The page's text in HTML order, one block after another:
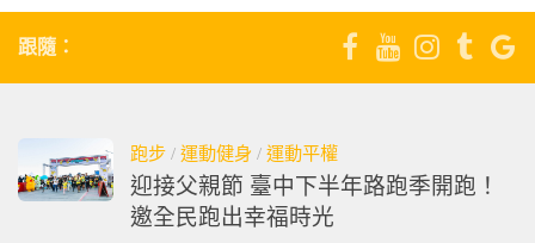
跟隨：
跑步 / 運動健身 / 運動平權
迎接父親節 臺中下半年路跑季開跑！
邀全民跑出幸福時光